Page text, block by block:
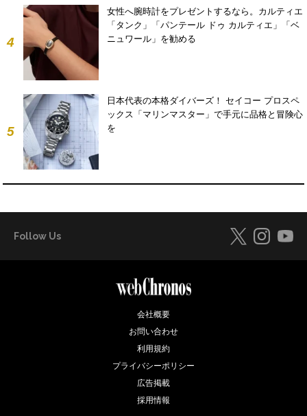
4
女性へ腕時計をプレゼントするなら。カルティエ
「タンク」「パンテール ドゥ カルティエ」「ベ
ニュワール」を勧める
5
日本代表の本格ダイバーズ！ セイコー プロスペ
ックス「マリンマスター」で手元に品格と冒険心
を
Follow Us
会社概要
お問い合わせ
利用規約
プライバシーポリシー
広告掲載
採用情報